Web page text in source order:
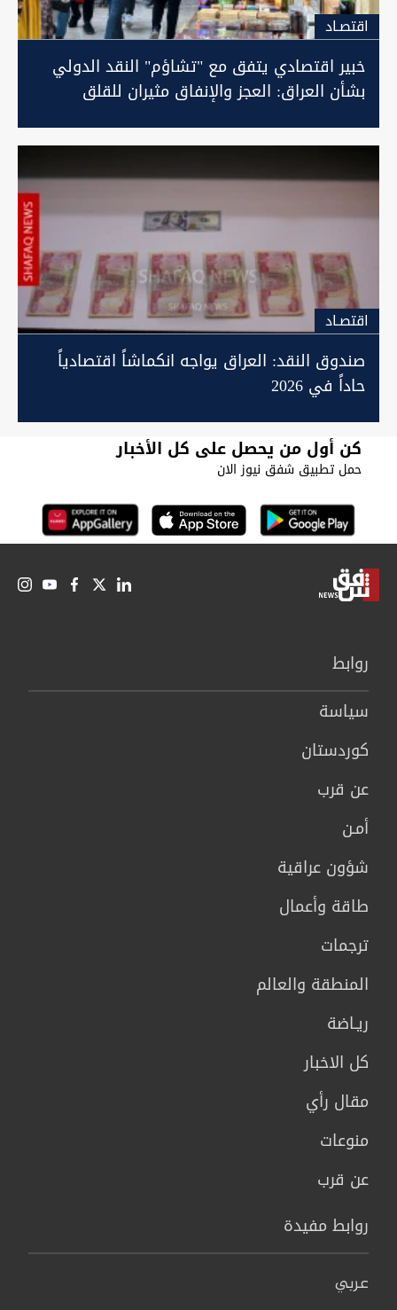
اقتصـاد
خبير اقتصادي يتفق مع "تشاؤم" النقد الدولي
بشأن العراق: العجز والإنفاق مثيران للقلق
اقتصـاد
صندوق النقد: العراق يواجه انكماشاً اقتصادياً
حاداً في 2026
كن أول من يحصل على كل الأخبار
حمل تطبيق شفق نيوز الان
روابط
سیاسة
كوردستان
عن قرب
أمـن
شؤون عراقية
طاقة وأعمال
ترجمات
المنطقة والعالم
ريـاضة
كل الاخبار
مقال رأي
منوعات
عن قرب
روابط مفيدة
عربي